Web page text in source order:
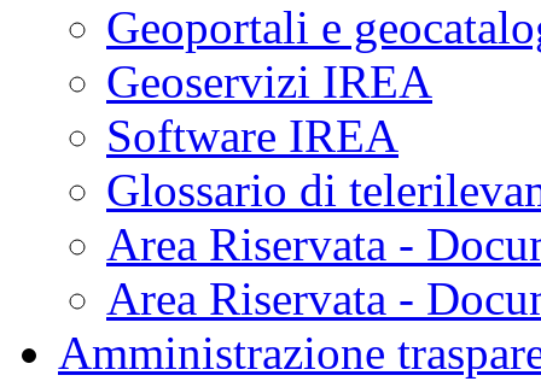
Geoportali e
Geoservizi IREA
Software IREA
Glossario di
Area Riservata -
Area Riservata -
Amministrazione